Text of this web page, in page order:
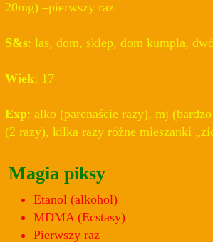
20mg) –pierwszy raz
S&s: las, dom, sklep, dom kumpla,
Wiek: 17
Exp: alko (parenaście razy), mj
(2 razy), kilka razy różne mieszanki
Magia piksy
Etanol (alkohol)
MDMA (Ecstasy)
Pierwszy raz